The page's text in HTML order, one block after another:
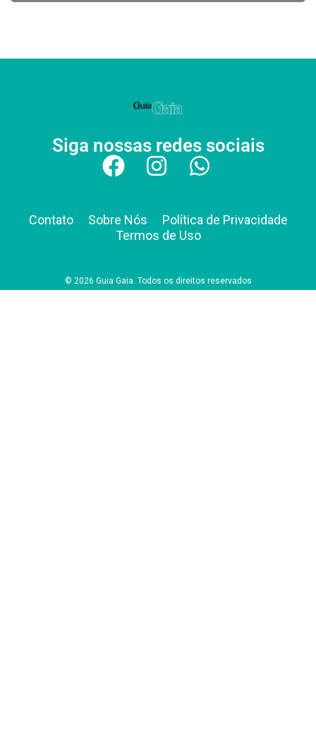
Siga nossas redes sociais
Contato Sobre Nós
Política de Privacidade
Termos de Uso
© 2026 Guia Gaia. Todos os direitos reservados